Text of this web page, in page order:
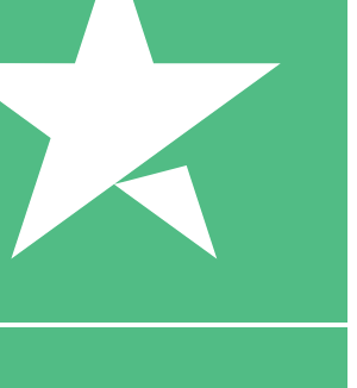
Kreditpaket
med nedladdningskrediter. Inget
1 Nedladdningar
10 00